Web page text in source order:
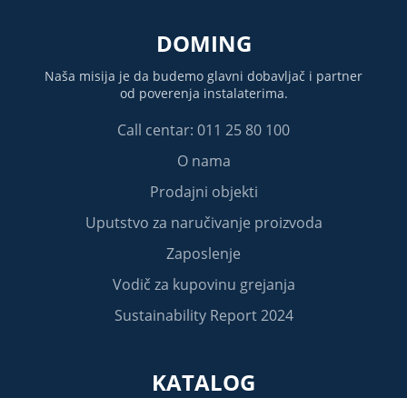
DOMING
Naša misija je da budemo glavni dobavljač i partner
od poverenja instalaterima.
Call centar: 011 25 80 100
O nama
Prodajni objekti
Uputstvo za naručivanje proizvoda
Zaposlenje
Vodič za kupovinu grejanja
Sustainability Report 2024
KATALOG